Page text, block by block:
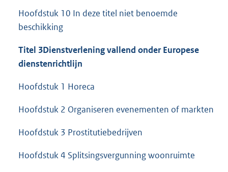
Hoofdstuk 10 In deze titel niet benoemde
beschikking
Titel 3Dienstverlening vallend onder Europese
dienstenrichtlijn
Hoofdstuk 1 Horeca
Hoofdstuk 2 Organiseren evenementen of markten
Hoofdstuk 3 Prostitutiebedrijven
Hoofdstuk 4 Splitsingsvergunning woonruimte